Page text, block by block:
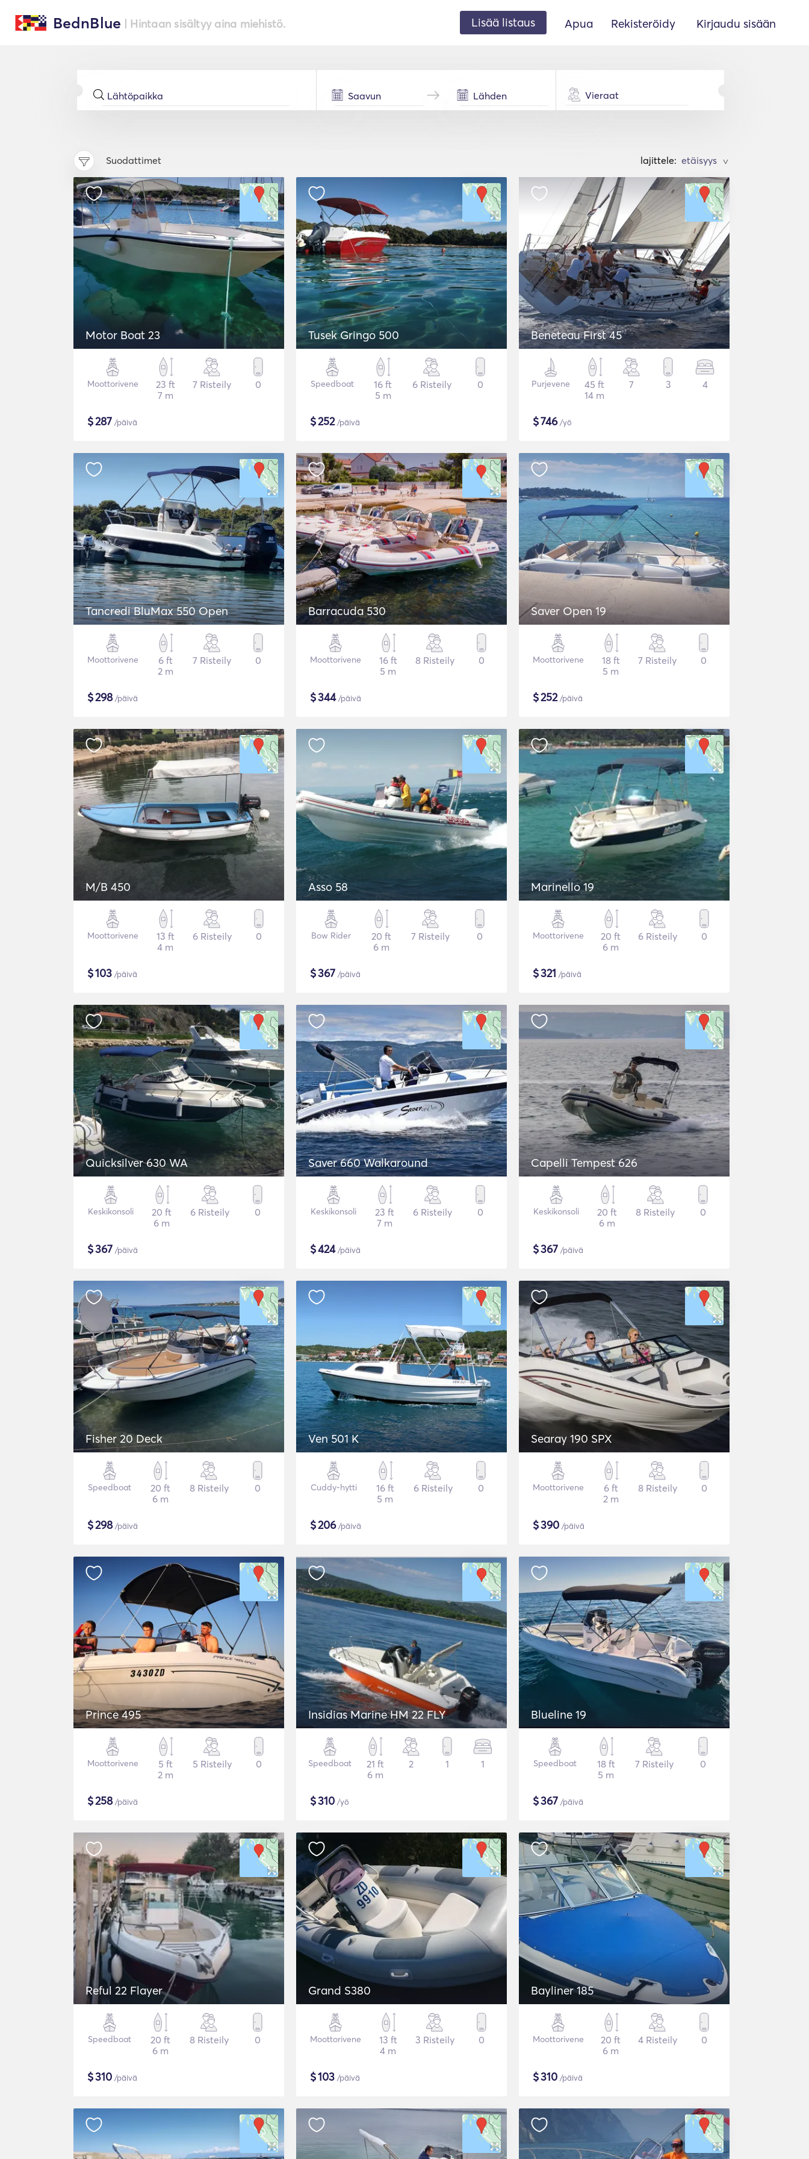
BednBlue | Hintaan sisältyy aina miehistö. Lisää listaus Apua Rekisteröidy Kirjaudu sisään
Vieraat
Suodattimet lajittele: >
Motor Boat 23
Moottorivene
23 ft
7 m
7 Risteily 0
$287 /päivä
Tusek Gringo 500
Speedboat
16 ft
5 m
6 Risteily 0
$252/päivä
Beneteau First 45
Purjevene
45 ft
14 m
7 3 4
$746/yö
Tancredi BluMax 550 Open
Moottorivene
6 ft
2 m
7 Risteily 0
$298/päivä
Barracuda 530
Moottorivene
16 ft
5 m
8 Risteily 0
$344/päivä
Saver Open 19
Moottorivene
18 ft
5 m
7 Risteily 0
$252/päivä
M/B 450
Moottorivene
13 ft
4 m
6 Risteily 0
$103 /päivä
Asso 58
Bow Rider
20 ft
6 m
7 Risteily 0
$367 /päivä
Marinello 19
Moottorivene
20 ft
6 m
6 Risteily 0
$321 /päivä
Quicksilver 630 WA
Keskikonsoli
20 ft
6 m
6 Risteily 0
$367 /päivä
Saver 660 Walkaround
Keskikonsoli
23 ft
7 m
6 Risteily 0
$424/päivä
Capelli Tempest 626
Keskikonsoli
20 ft
6 m
8 Risteily 0
$367 /päivä
Fisher 20 Deck
Speedboat
20 ft
6 m
8 Risteily 0
$298/päivä
Ven 501 K
Cuddy-hytti
16 ft
5 m
6 Risteily 0
$206/päivä
Searay 190 SPX
Moottorivene
6 ft
2 m
8 Risteily 0
$390 /päivä
Prince 495
Moottorivene
5 ft
2 m
5 Risteily 0
$258/päivä
Insidias Marine HM 22 FLY
Speedboat
21 ft
6 m
2 1 1
$310 /yö
Blueline 19
Speedboat
18 ft
5 m
7 Risteily 0
$367 /päivä
Reful 22 Flayer
Speedboat
20 ft
6 m
8 Risteily 0
$310 /päivä
Grand S380
Moottorivene
13 ft
4 m
3 Risteily 0
$103 /päivä
Bayliner 185
Moottorivene
20 ft
6 m
4 Risteily 0
$310 /päivä